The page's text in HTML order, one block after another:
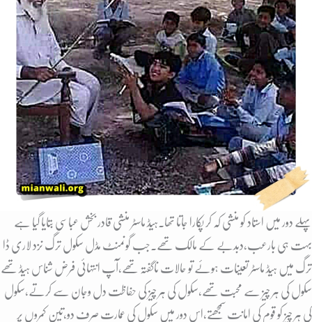
پہلے دور میں استاد کو منشی کہ کر پکارا جاتا تھا۔ہیڈ ماسٹر منشی قادر بخش عباسی بتایا گیا ہے
بہت ہی بارعب،دبدبے کے مالک تھے۔جب گونمنٹ مڈل سکول ترگ نزد لاری ڈا
ترگ میں ہیڈ ماسٹر تعینات ہوئے تو حالات ناگفتہ تھے،آپ انتہائی فرض شناس ہیڈ تھے
سکول کی ہر چیز سے محبت تھے،سکول کی ہر چیز کی حفاظت دل وجان سے کرتے،سکول
کی ہر چیز کو قوم کی امانت سمجھتے،اس دور میں سکول کی عمارت صرف دو،تین کمروں پر